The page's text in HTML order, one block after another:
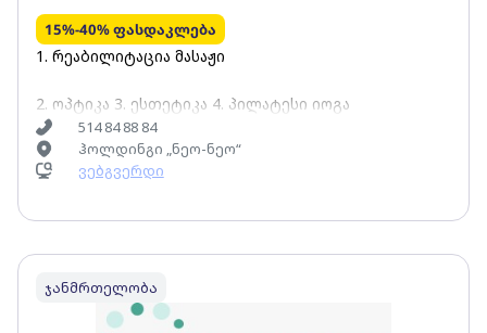
15%-40% ფასდაკლება
1. რეაბილიტაცია მასაჟი
2. ოპტიკა 3. ესთეტიკა 4. პილატესი იოგა
514 84 88 84
ჰოლდინგი „ნეო-ნეო“
ვებგვერდი
ჯანმრთელობა